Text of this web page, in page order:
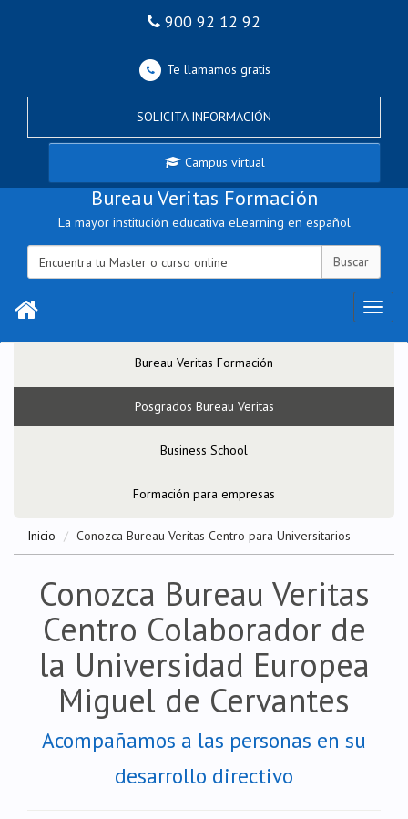
900 92 12 92
Te llamamos gratis
SOLICITA INFORMACIÓN
Campus virtual
Bureau Veritas Formación
La mayor institución educativa eLearning en español
Menú
Y PROGRAMAS
Bureau Veritas Formación
Posgrados Bureau Veritas
Business School
Formación para empresas
Inicio Conozca Bureau Veritas Centro para Universitarios
Conozca Bureau Veritas
Centro Colaborador de
la Universidad Europea
Miguel de Cervantes
Acompañamos a las personas en su
desarrollo directivo